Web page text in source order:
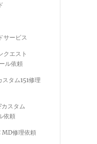
サービス
クエスト
ル依頼
タム151修理
スタム
依頼
MD修理依頼